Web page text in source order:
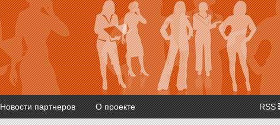
Новости партнеров О проекте RSS